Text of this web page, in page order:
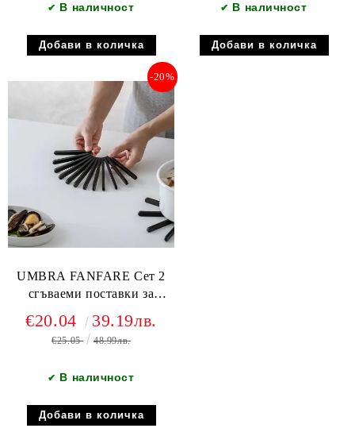
✔ В наличност ✔ В наличност
UMBRA FANFARE Сет 2
сгъваеми поставки за
черен
-20%
€20.04 39.19лв.
€25.05 48.99лв.
✔ В наличност